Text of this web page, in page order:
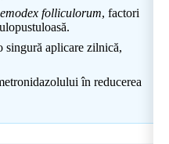
folliculorum, factori
singură aplicare zilnică,
în reducerea